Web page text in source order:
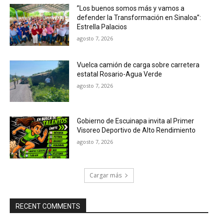
”Los buenos somos más y vamos a
defender la Transformación en Sinaloa”:
Estrella Palacios
agosto 7, 2026
Vuelca camión de carga sobre carretera
estatal Rosario-Agua Verde
agosto 7, 2026
Gobierno de Escuinapa invita al Primer
Visoreo Deportivo de Alto Rendimiento
agosto 7, 2026
Cargar más
RECENT COMMENTS